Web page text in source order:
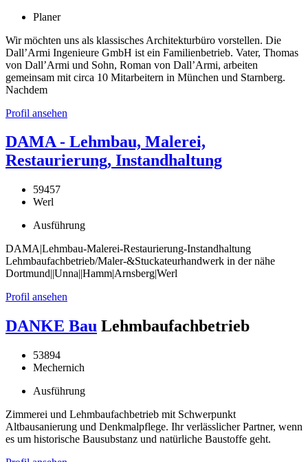
Planer
Wir möchten uns als klassisches Architekturbüro vorstellen. Die
Dall’Armi Ingenieure GmbH ist ein Familienbetrieb. Vater, Thomas
von Dall’Armi und Sohn, Roman von Dall’Armi, arbeiten
gemeinsam mit circa 10 Mitarbeitern in München und Starnberg.
Nachdem
Profil ansehen
DAMA - Lehmbau, Malerei,
Restaurierung, Instandhaltung
59457
Werl
Ausführung
DAMA|Lehmbau-Malerei-Restaurierung-Instandhaltung
Lehmbaufachbetrieb/Maler-&Stuckateurhandwerk in der nähe
Dortmund||Unna||Hamm|Arnsberg|Werl
Profil ansehen
DANKE Bau Lehmbaufachbetrieb
53894
Mechernich
Ausführung
Zimmerei und Lehmbaufachbetrieb mit Schwerpunkt
Altbausanierung und Denkmalpflege. Ihr verlässlicher Partner, wenn
es um historische Bausubstanz und natürliche Baustoffe geht.